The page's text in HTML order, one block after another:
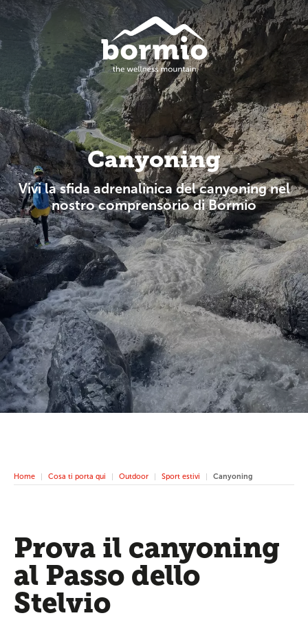
Canyoning
Vivi la sfida adrenalinica del canyoning nel
nostro comprensorio di Bormio
Home Cosa ti porta qui Outdoor Sport estivi Canyoning
Prova il canyoning
al Passo dello
Stelvio